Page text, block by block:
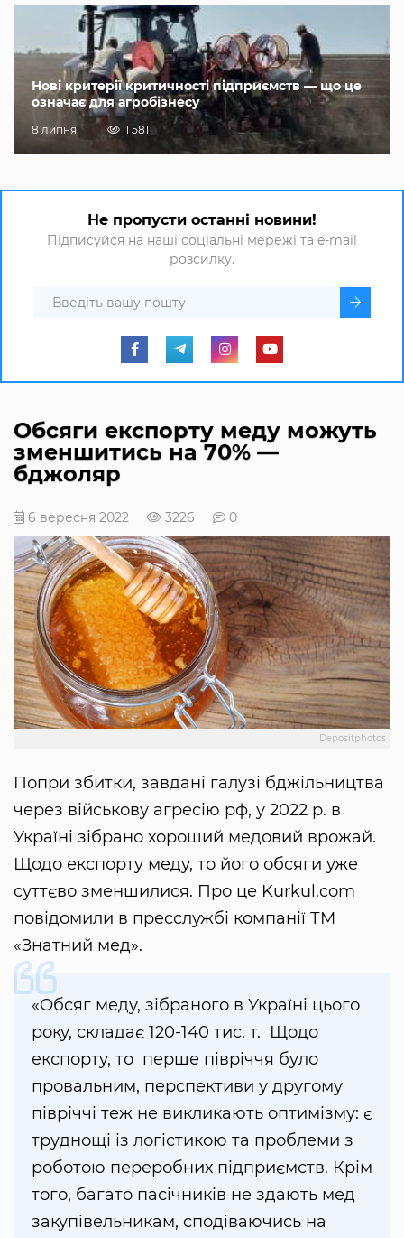
Нові критерії критичності підприємств — що це
означає для агробізнесу
8 липня 1 581
Не пропусти останні новини!
Підписуйся на наші соціальні мережі та e-mail
розсилку.
Обсяги експорту меду можуть
зменшитись на 70% —
бджоляр
6 вересня 2022 3226 0
Depositphotos
Попри збитки, завдані галузі бджільництва
через військову агресію рф, у 2022 р. в
Україні зібрано хороший медовий врожай.
Щодо експорту меду, то його обсяги уже
суттєво зменшилися. Про це Kurkul.com
повідомили в пресслужбі компанії ТМ
«Знатний мед».
«Обсяг меду, зібраного в Україні цього
року, складає 120-140 тис. т. Щодо
експорту, то перше півріччя було
провальним, перспективи у другому
півріччі теж не викликають оптимізму: є
труднощі із логістикою та проблеми з
роботою переробних підприємств. Крім
того, багато пасічників не здають мед
закупівельникам, сподіваючись на